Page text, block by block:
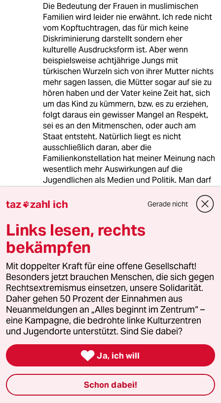
Die Bedeutung der Frauen in muslimischen
Familien wird leider nie erwähnt. Ich rede nicht
vom Kopftuchtragen, das für mich keine
Diskriminierung darstellt sondern eher
kulturelle Ausdrucksform ist. Aber wenn
beispielsweise achtjährige Jungs mit
türkischen Wurzeln sich von ihrer Mutter nichts
mehr sagen lassen, die Mütter sogar auf sie zu
hören haben und der Vater keine Zeit hat, sich
um das Kind zu kümmern, bzw. es zu erziehen,
folgt daraus ein gewisser Mangel an Respekt,
sei es an den Mitmenschen, oder auch am
Staat entsteht. Natürlich liegt es nicht
ausschließlich daran, aber die
Familienkonstellation hat meiner Meinung nach
wesentlich mehr Auswirkungen auf die
Jugendlichen als Medien und Politik. Man darf
Sinne von "Wir integrieren sie nicht sondern
Gerade in einem political- correctness-Staat
wie diesem erscheint mir so eine Begründung
für Parallelgesellschaften aberwitzig.
Deutschland ist heute ein sehr weltoffenes
Land, das darf man nicht vergessen.
I Indiana
10.03.2012,09:40 Uhr
Immer die selbe Leier...
Die Schuld für das eigene Versagen wird
grundsätzlich bei den anderen gesucht.
Junge Türken und Araber die sich auf den
Schulhöfen wie die Axt im Walde benehmen
und Deutsche beschimpfen, die in den
taz zahl ich Gerade nicht
Links lesen, rechts
bekämpfen
Mit doppelter Kraft für eine offene Gesellschaft!
Besonders jetzt brauchen Menschen, die sich gegen
Rechtsextremismus einsetzen, unsere Solidarität.
Daher gehen 50 Prozent der Einnahmen aus
Neuanmeldungen an „Alles beginnt im Zentrum“ –
eine Kampagne, die bedrohte linke Kulturzentren
und Jugendorte unterstützt. Sind Sie dabei?
 Ja, ich will
Schon dabei!